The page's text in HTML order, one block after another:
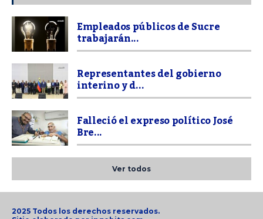
Empleados públicos de Sucre
trabajarán...
Representantes del gobierno
interino y d...
Falleció el expreso político José
Bre...
Ver todos
2025 Todos los derechos reservados.